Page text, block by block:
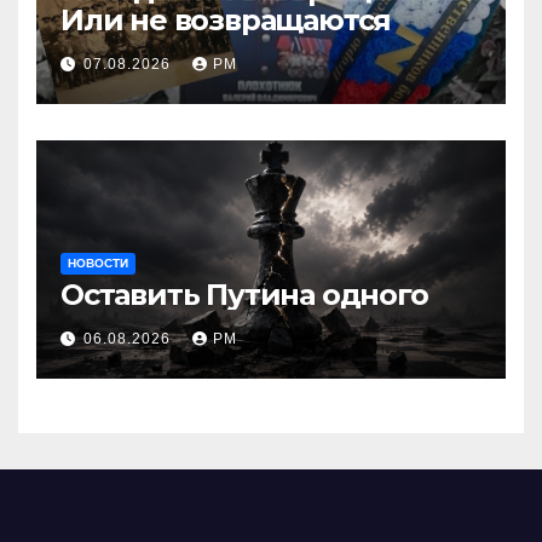
Или не возвращаются
07.08.2026 РМ
НОВОСТИ
Оставить Путина одного
06.08.2026 РМ